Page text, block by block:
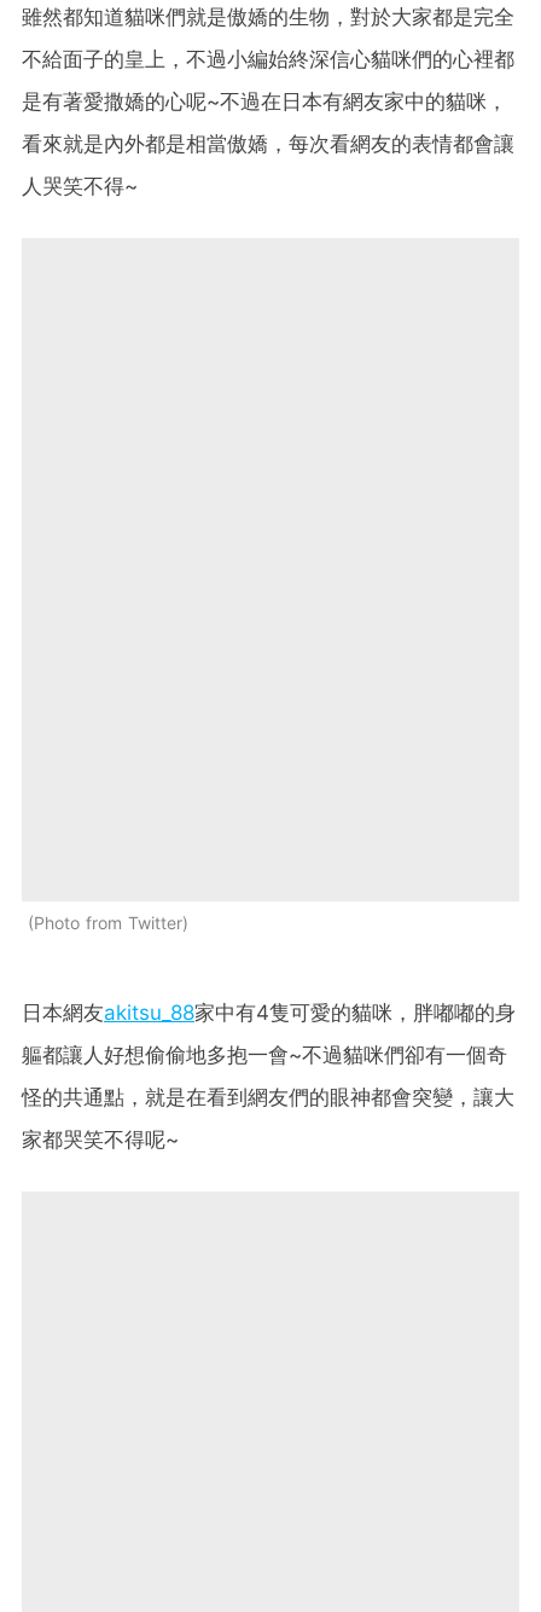
雖然都知道貓咪們就是傲嬌的生物，對於大家都是完全
不給面子的皇上，不過小編始終深信心貓咪們的心裡都
是有著愛撒嬌的心呢~不過在日本有網友家中的貓咪，
看來就是內外都是相當傲嬌，每次看網友的表情都會讓
人哭笑不得~
Photo from Twitter
日本網友akitsu_88家中有4隻可愛的貓咪，胖嘟嘟的身
軀都讓人好想偷偷地多抱一會~不過貓咪們卻有一個奇
怪的共通點，就是在看到網友們的眼神都會突變，讓大
家都哭笑不得呢~